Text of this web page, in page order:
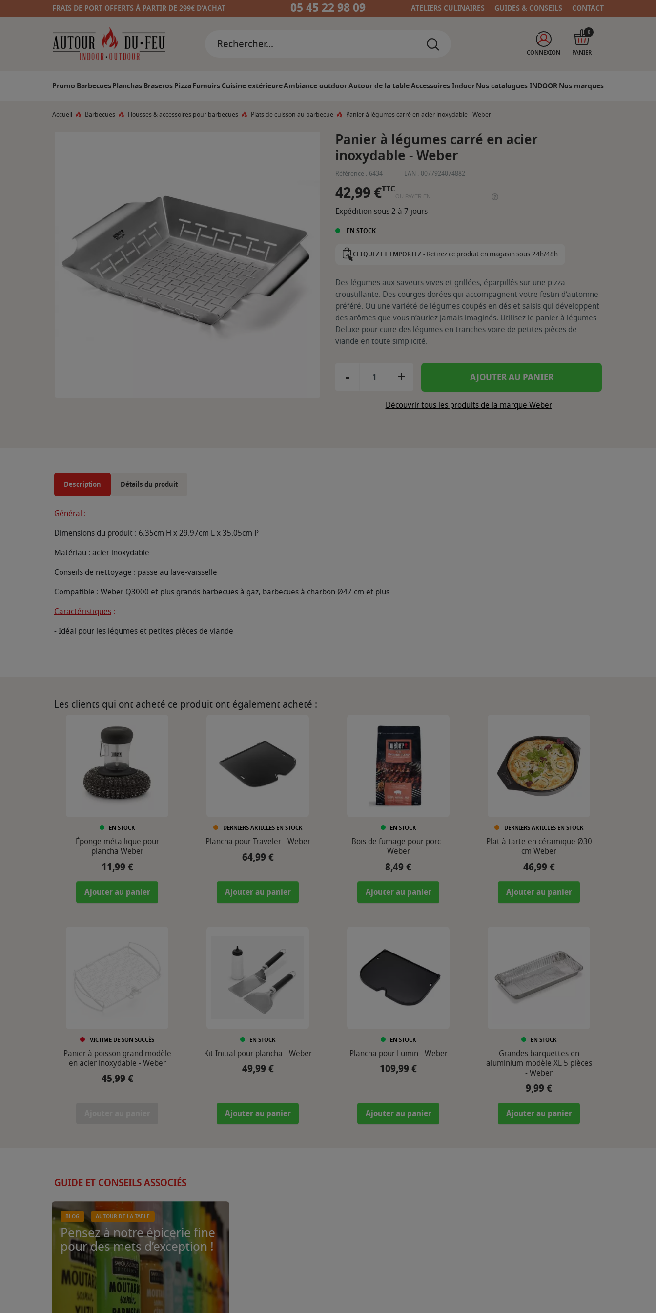
FRAIS DE PORT OFFERTS À PARTIR DE 299€ D’ACHAT 05 45 22 98 09 ATELIERS CULINAIRES GUIDES & CONSEILS CONTACT
CONNEXION PANIER
0
Promo BarbecuesPlanchasBraserosPizzaFumoirsCuisine extérieureAmbiance outdoorAutour de la tableAccessoires IndoorNos catalogues INDOORNos marques
Accueil Barbecues Housses & accessoires pour barbecues Plats de cuisson au barbecue Panier à légumes carré en acier inoxydable - Weber
Panier à légumes carré en acier
inoxydable - Weber
Référence : 6434 EAN : 0077924074882
42,99 €TTC
OU PAYER EN
Expédition sous 2 à 7 jours
EN STOCK
CLIQUEZ ET EMPORTEZ -Retirez ce produit en magasin sous 24h/48h
Des légumes aux saveurs vives et grillées, éparpillés sur une pizza
croustillante. Des courges dorées qui accompagnent votre festin d’automne
préféré. Ou une variété de légumes coupés en dés et saisis qui développent
des arômes que vous n’auriez jamais imaginés. Utilisez le panier à légumes
Deluxe pour cuire des légumes en tranches voire de petites pièces de
viande en toute simplicité.
- + AJOUTER AU PANIER
Découvrir tous les produits de la marque Weber
Description Détails du produit
Général :
Dimensions du produit : 6.35cm H x 29.97cm L x 35.05cm P
Matériau : acier inoxydable
Conseils de nettoyage : passe au lave-vaisselle
Compatible : Weber Q3000 et plus grands barbecues à gaz, barbecues à charbon Ø47 cm et plus
Caractéristiques :
- Idéal pour les légumes et petites pièces de viande
Les clients qui ont acheté ce produit ont également acheté :
EN STOCK
Éponge métallique pour
plancha Weber
Prix
11,99 €
Ajouter au panier
DERNIERS ARTICLES EN STOCK
Plancha pour Traveler - Weber
Prix
64,99 €
Ajouter au panier
EN STOCK
Bois de fumage pour porc -
Weber
Prix
8,49 €
Ajouter au panier
DERNIERS ARTICLES EN STOCK
Plat à tarte en céramique Ø30
cm Weber
Prix
46,99 €
Ajouter au panier
VICTIME DE SON SUCCÈS
Panier à poisson grand modèle
en acier inoxydable - Weber
Prix
45,99 €
EN STOCK
Kit Initial pour plancha - Weber
Prix
49,99 €
Ajouter au panier
EN STOCK
Plancha pour Lumin - Weber
Prix
109,99 €
Ajouter au panier
EN STOCK
Grandes barquettes en
aluminium modèle XL 5 pièces
- Weber
Prix
9,99 €
Ajouter au panier
GUIDE ET CONSEILS ASSOCIÉS
BLOG AUTOUR DE LA TABLE
Pensez à notre épicerie fine
pour des mets d’exception !